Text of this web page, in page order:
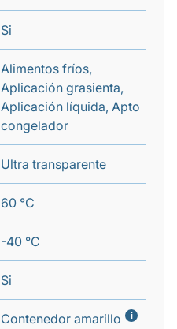
Si
Alimentos fríos,
Aplicación grasienta,
Aplicación líquida, Apto
congelador
Ultra transparente
60 °C
-40 °C
Si
Contenedor amarillo i